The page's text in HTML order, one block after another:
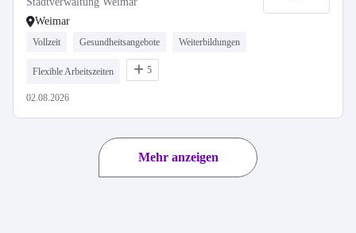
Weimar
Vollzeit Gesundheitsangebote Weiterbildungen
Flexible Arbeitszeiten 5
02.08.2026
Mehr anzeigen